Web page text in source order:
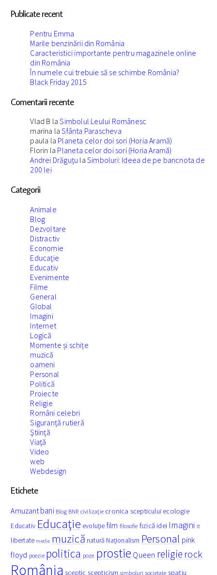
Publicate recent
Pentru Emma
Marile benzinării din România
Caracteristici importante pentru magazinele online
din România
În numele cui trebuie să se schimbe România?
Black Friday 2015
Comentarii recente
Vlad B laSimbolul Leului Românesc
marina laSfânta Parascheva
paula la Planeta celor doi sori (Horia Aramă)
Florin la Planeta celor doi sori (Horia Aramă)
Andrei Drăguţu laSimboluri: Ideea de pe bancnota de
200 lei
Categorii
Animale
Blog
Dezvoltare
Distractiv
Economie
Educaţie
Educativ
Evenimente
Filme
General
Global
Imagini
Internet
Logică
Momente și schițe
muzică
oameni
Personal
Politică
Proiecte
Religie
Români celebri
Siguranță rutieră
Ştiinţă
Viaţă
Video
web
Webdesign
Etichete
Amuzant bani Blog BNR civilizaţie cronica scepticului ecologie
Educativ Educaţie evoluţie film filosofie fizică idei Imagini it
libertate media muzică natură Naţionalism Personal pink
floyd poezie politica poze prostie Queen religie rock
România sceptic scepticism simboluri societate spaţiu